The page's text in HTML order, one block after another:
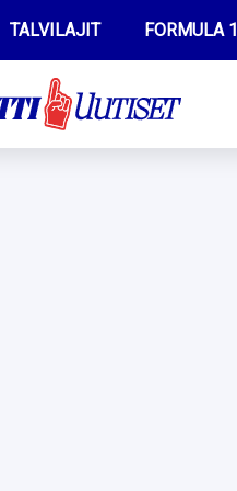
TALVILAJIT FORMULA 1